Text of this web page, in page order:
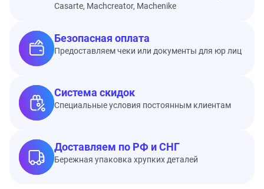
Casarte, Machcreator, Machenike
Безопасная оплата
Предоставляем чеки или документы для юр лиц
Система скидок
Специальные условия постоянным клиентам
Доставляем по РФ и СНГ
Бережная упаковка хрупких деталей